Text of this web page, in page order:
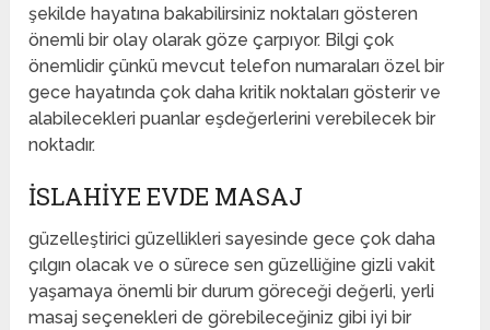
şekilde hayatına bakabilirsiniz noktaları gösteren
önemli bir olay olarak göze çarpıyor. Bilgi çok
önemlidir çünkü mevcut telefon numaraları özel bir
gece hayatında çok daha kritik noktaları gösterir ve
alabilecekleri puanlar eşdeğerlerini verebilecek bir
noktadır.
İSLAHIYE EVDE MASAJ
güzelleştirici güzellikleri sayesinde gece çok daha
çılgın olacak ve o sürece sen güzelliğine gizli vakit
yaşamaya önemli bir durum göreceği değerli, yerli
masaj seçenekleri de görebileceğiniz gibi iyi bir